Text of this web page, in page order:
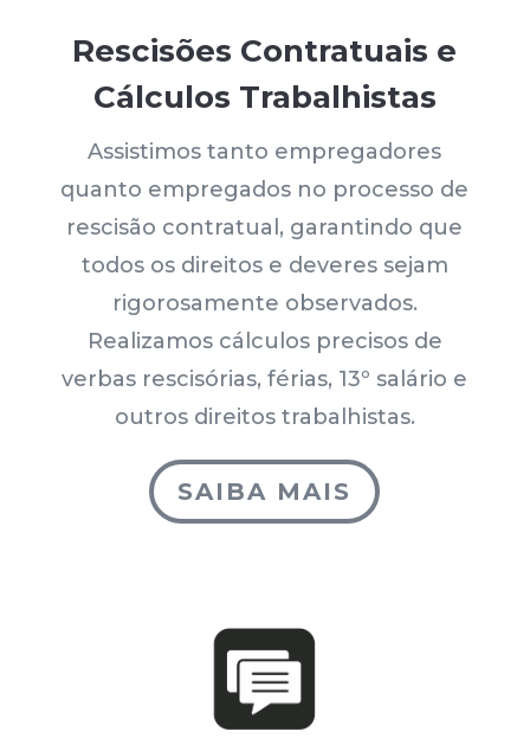
Rescisões Contratuais e
Cálculos Trabalhistas
Assistimos tanto empregadores
quanto empregados no processo de
rescisão contratual, garantindo que
todos os direitos e deveres sejam
rigorosamente observados.
Realizamos cálculos precisos de
verbas rescisórias, férias, 13º salário e
outros direitos trabalhistas.
SAIBA MAIS